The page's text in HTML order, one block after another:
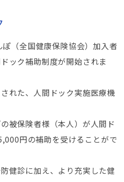
（全国健康保険協会）加入者
ック補助制度が開始されま
れた、人間ドック実施医療機
被保険者様（本人）が人間ド
円の補助を受けることがで
健診に加え、より充実した健